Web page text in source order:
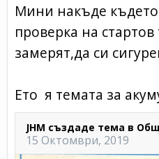
Мини накъде
проверка на стартов
замерят,да си
Ето я темата за